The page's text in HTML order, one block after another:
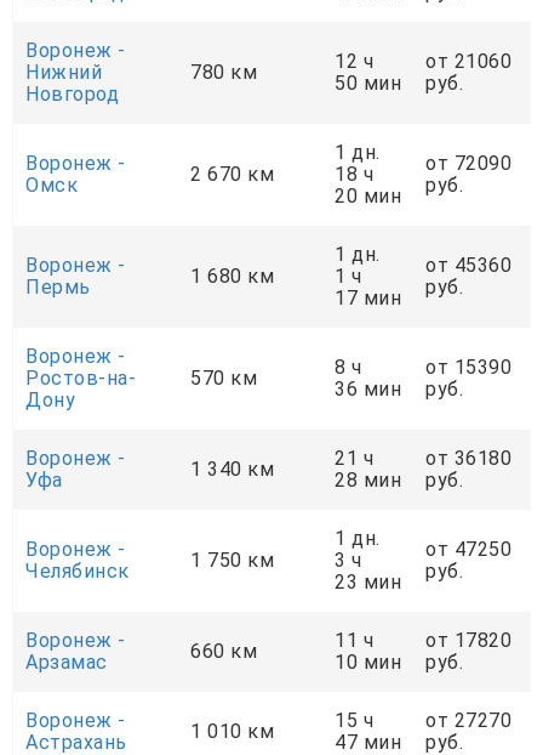
Воронеж -
Нижний
Новгород
780 км
12 ч
50 мин
от 21060
руб.
Воронеж -
Омск
2 670 км
1 дн.
18 ч
20 мин
от 72090
руб.
Воронеж -
Пермь
1 680 км
1 дн.
1 ч
17 мин
от 45360
руб.
Воронеж -
Ростов-на-
Дону
570 км
8 ч
36 мин
от 15390
руб.
Воронеж -
Уфа
1 340 км
21 ч
28 мин
от 36180
руб.
Воронеж -
Челябинск
1 750 км
1 дн.
3 ч
23 мин
от 47250
руб.
Воронеж -
Арзамас
660 км
11 ч
10 мин
от 17820
руб.
Воронеж -
Астрахань
1 010 км
15 ч
47 мин
от 27270
руб.